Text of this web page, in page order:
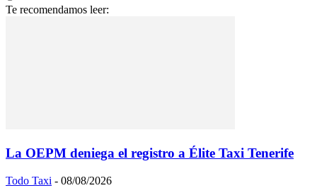
Te recomendamos leer:
La OEPM deniega el registro a Élite Taxi Tenerife
Todo Taxi - 08/08/2026